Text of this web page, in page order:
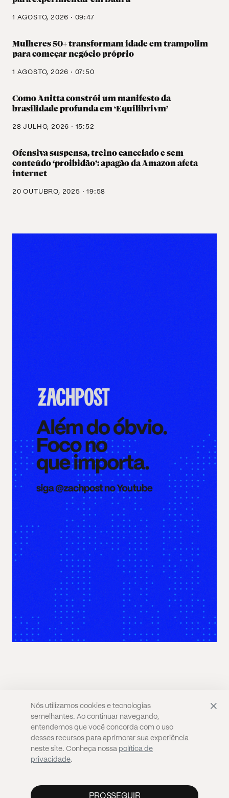
1 AGOSTO, 2026 · 09:47
Mulheres 50+ transformam idade em trampolim
para começar negócio próprio
1 AGOSTO, 2026 · 07:50
Como Anitta constrói um manifesto da
brasilidade profunda em ‘Equilibrivm’
28 JULHO, 2026 · 15:52
Ofensiva suspensa, treino cancelado e sem
conteúdo ‘proibidão’: apagão da Amazon afeta
internet
20 OUTUBRO, 2025 · 19:58
CULTURA SÃO PAULO PODER
PODCASTS
PERSPECTIVAS
SELF & LIFESTYLE QUEM SOMOS
2016-2026 ZACHPOST®️. Todos os direitos reservados.
Nós utilizamos cookies e tecnologias
semelhantes. Ao continuar navegando,
entendemos que você concorda com o uso
desses recursos para aprimorar sua experiência
neste site. Conheça nossa política de
privacidade.
PROSSEGUIR